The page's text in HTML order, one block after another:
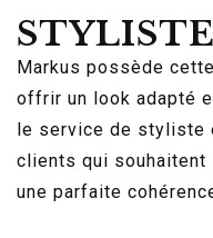
STYLISTE
Markus possède
offrir un look adapté
le service de styliste
clients qui souhaitent
une parfaite